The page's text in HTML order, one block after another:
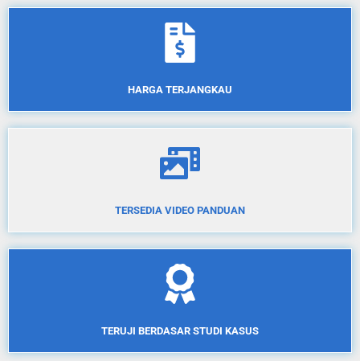
HARGA TERJANGKAU
TERSEDIA VIDEO PANDUAN
TERUJI BERDASAR STUDI KASUS